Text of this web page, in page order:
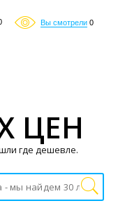
Вы смотрели 0
ЦЕН
где дешевле.